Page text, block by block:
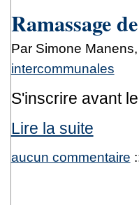
Ramassage
Par Simone
intercommunales
S'inscrire avant
Lire la suite
aucun commentaire